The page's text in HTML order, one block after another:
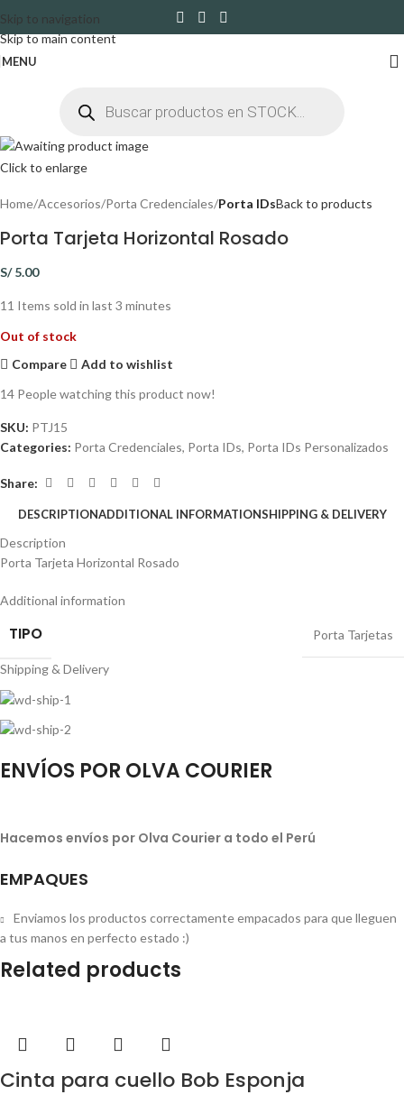
Skip to navigation
Skip to main content
MENU
Click to enlarge
Home Accesorios Porta Credenciales Porta IDsBack to products
Porta Tarjeta Horizontal Rosado
S/5.00
11 Items sold in last 3 minutes
Out of stock
Compare
Add to wishlist
14 People watching this product now!
SKU: PTJ15
Categories: Porta Credenciales, Porta IDs, Porta IDs Personalizados
Share:
DESCRIPTIONADDITIONAL INFORMATIONSHIPPING & DELIVERY
Description
Porta Tarjeta Horizontal Rosado
Additional information
TIPO Porta Tarjetas
Shipping & Delivery
ENVÍOS POR OLVA COURIER
Hacemos envíos por Olva Courier a todo el Perú
EMPAQUES
Enviamos los productos correctamente empacados para que lleguen
a tus manos en perfecto estado :)
Related products
Cinta para cuello Bob Esponja